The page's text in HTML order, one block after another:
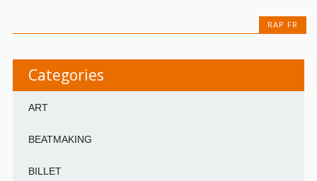
RAP FR
Categories
ART
BEATMAKING
BILLET